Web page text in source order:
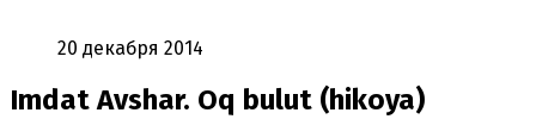
20 декабря 2014
Imdat Avshar. Oq bulut (hikoya)